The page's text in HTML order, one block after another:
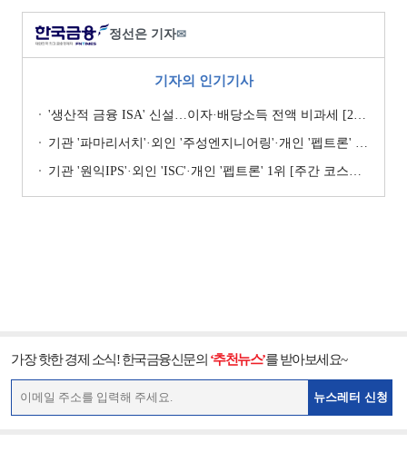
정선은 기자✉
기자의 인기기사
'생산적 금융 ISA' 신설…이자·배당소득 전액 비과세 [2026 세제개편안]
기관 '파마리서치'·외인 '주성엔지니어링'·개인 '펩트론' 1위 [주간 코스닥 순매수- 2026년 7월27일~7월31일]
기관 '원익IPS'·외인 'ISC'·개인 '펩트론' 1위 [주간 코스닥 순매수- 2026년 7월6일~7월10일]
가장 핫한 경제 소식! 한국금융신문의 ‘추천뉴스’를 받아보세요~
뉴스레터 신청